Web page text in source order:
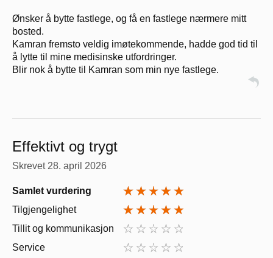
Ønsker å bytte fastlege, og få en fastlege nærmere mitt
bosted.
Kamran fremsto veldig imøtekommende, hadde god tid til
å lytte til mine medisinske utfordringer.
Blir nok å bytte til Kamran som min nye fastlege.
Effektivt og trygt
Skrevet 28. april 2026
Samlet vurdering
Tilgjengelighet
Tillit og kommunikasjon
Service